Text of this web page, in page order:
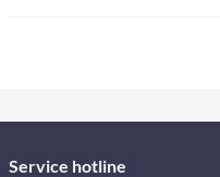
Service hotline